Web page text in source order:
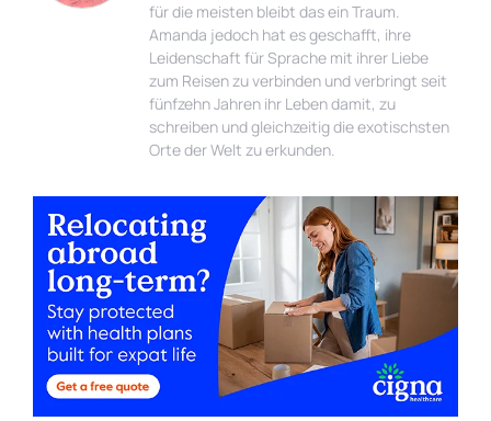
für die meisten bleibt das ein Traum.
Amanda jedoch hat es geschafft, ihre
Leidenschaft für Sprache mit ihrer Liebe
zum Reisen zu verbinden und verbringt seit
fünfzehn Jahren ihr Leben damit, zu
schreiben und gleichzeitig die exotischsten
Orte der Welt zu erkunden.